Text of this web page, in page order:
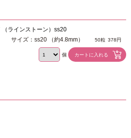
ラインストーン）ss20
サイズ：ss20 （約4.8mm） 50粒 378円
個